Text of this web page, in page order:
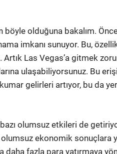
böyle olduğuna bakalım.
imkanı sunuyor. Bu,
Las Vegas’a gitmek
ulaşabiliyorsunuz. Bu
kumar gelirleri artıyor, bu da
olumsuz etkileri de
ekonomik sonuçlara
daha fazla para yatırmaya